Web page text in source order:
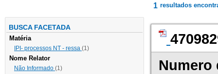
BUSCA FACETADA
Matéria
IPI- processos NT - ressa (1)
Nome Relator
Não Informado (1)
1 resultados
Numero